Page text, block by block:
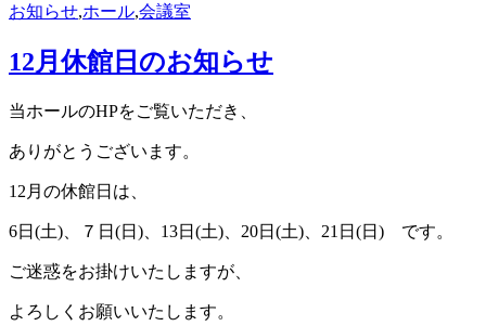
お知らせ,ホール,会議室
12月休館日のお知らせ
当ホールのHPをご覧いただき、
ありがとうございます。
12月の休館日は、
6日(土)、７日(日)、13日(土)、20日(土)、21日(日) です。
ご迷惑をお掛けいたしますが、
よろしくお願いいたします。